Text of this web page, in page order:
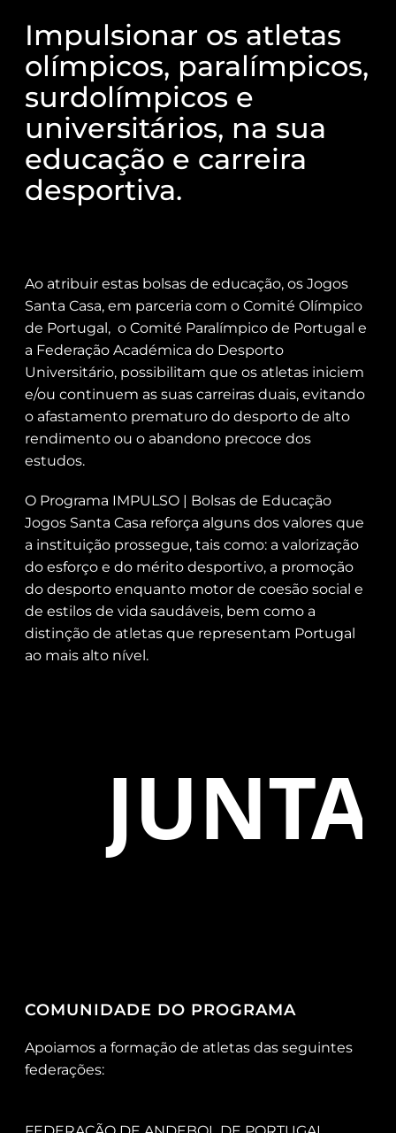
Impulsionar os atletas
olímpicos, paralímpicos,
surdolímpicos e
universitários, na sua
educação e carreira
desportiva.
Ao atribuir estas bolsas de educação, os Jogos
Santa Casa, em parceria com o Comité Olímpico
de Portugal, o Comité Paralímpico de Portugal e
a Federação Académica do Desporto
Universitário, possibilitam que os atletas iniciem
e/ou continuem as suas carreiras duais, evitando
o afastamento prematuro do desporto de alto
rendimento ou o abandono precoce dos
estudos.
O Programa IMPULSO | Bolsas de Educação
Jogos Santa Casa reforça alguns dos valores que
a instituição prossegue, tais como: a valorização
do esforço e do mérito desportivo, a promoção
do desporto enquanto motor de coesão social e
de estilos de vida saudáveis, bem como a
distinção de atletas que representam Portugal
ao mais alto nível.
COMUNIDADE DO PROGRAMA
Apoiamos a formação de atletas das seguintes
federações: